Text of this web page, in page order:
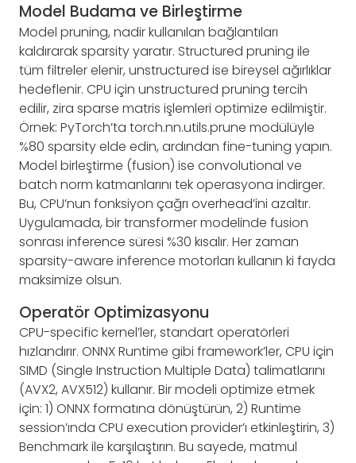
Model Budama ve Birleştirme
Model pruning, nadir kullanılan bağlantıları
kaldırarak sparsity yaratır. Structured pruning ile
tüm filtreler elenir, unstructured ise bireysel ağırlıklar
hedeflenir. CPU için unstructured pruning tercih
edilir, zira sparse matris işlemleri optimize edilmiştir.
Örnek: PyTorch’ta torch.nn.utils.prune modülüyle
%80 sparsity elde edin, ardından fine-tuning yapın.
Model birleştirme (fusion) ise convolutional ve
batch norm katmanlarını tek operasyona indirger.
Bu, CPU’nun fonksiyon çağrı overhead’ini azaltır.
Uygulamada, bir transformer modelinde fusion
sonrası inference süresi %30 kısalır. Her zaman
sparsity-aware inference motorları kullanın ki fayda
maksimize olsun.
Operatör Optimizasyonu
CPU-specific kernel’ler, standart operatörleri
hızlandırır. ONNX Runtime gibi framework’ler, CPU için
SIMD (Single Instruction Multiple Data) talimatlarını
(AVX2, AVX512) kullanır. Bir modeli optimize etmek
için: 1) ONNX formatına dönüştürün, 2) Runtime
session’ında CPU execution provider’ı etkinleştirin, 3)
Benchmark ile karşılaştırın. Bu sayede, matmul